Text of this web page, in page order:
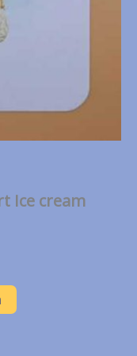
Ice cream